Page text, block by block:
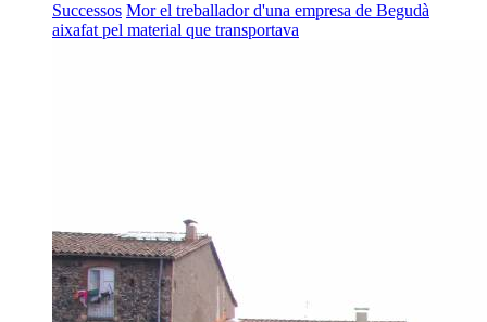
Successos Mor el treballador d'una empresa de Begudà
aixafat pel material que transportava